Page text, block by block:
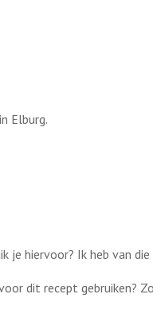
Elburg.
hiervoor? Ik heb van
dit recept gebruiken?